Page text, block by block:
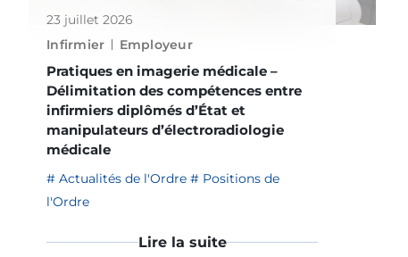
23 juillet 2026
Infirmier
Employeur
Pratiques en imagerie médicale –
Délimitation des compétences entre
infirmiers diplômés d’État et
manipulateurs d’électroradiologie
médicale
Actualités de l'Ordre
Positions de
l'Ordre
Lire la suite